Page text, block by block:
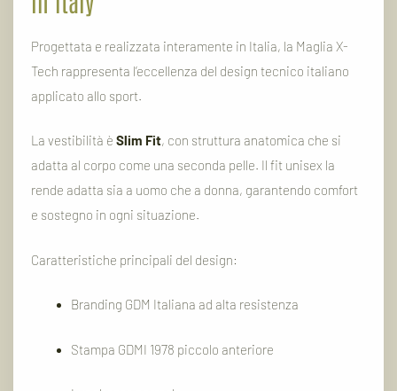
Progettata e realizzata interamente in Italia, la Maglia X-
Tech rappresenta l’eccellenza del design tecnico italiano
applicato allo sport.
La vestibilità è Slim Fit, con struttura anatomica che si
adatta al corpo come una seconda pelle. Il fit unisex la
rende adatta sia a uomo che a donna, garantendo comfort
e sostegno in ogni situazione.
Caratteristiche principali del design:
Branding GDM Italiana ad alta resistenza
Stampa GDMI 1978 piccolo anteriore